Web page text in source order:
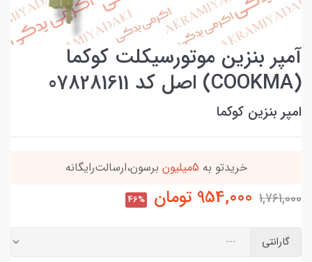
آمپر بنزین موتورسیکلت کوکما
(COOKMA) اصل کد 078281611
امپر بنزین کوکما
خریدتو به 5میلیون برسون،ارسالت‌رایگانه
1,761,000
954,000 تومان 46%
گارانتی